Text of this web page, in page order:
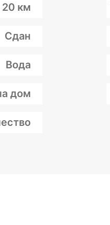
20 км
Сдан
Вода
дом